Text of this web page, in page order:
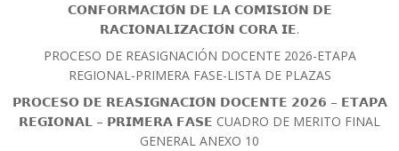
𝗖𝗢𝗡𝗙𝗢𝗥𝗠𝗔𝗖𝗜𝗢́𝗡 𝗗𝗘 𝗟𝗔 𝗖𝗢𝗠𝗜𝗦𝗜𝗢́𝗡 𝗗𝗘
𝗥𝗔𝗖𝗜𝗢𝗡𝗔𝗟𝗜𝗭𝗔𝗖𝗜𝗢́𝗡 𝗖𝗢𝗥𝗔 𝗜𝗘.
PROCESO DE REASIGNACIÓN DOCENTE 2026-ETAPA
REGIONAL-PRIMERA FASE-LISTA DE PLAZAS
𝗣𝗥𝗢𝗖𝗘𝗦𝗢 𝗗𝗘 𝗥𝗘𝗔𝗦𝗜𝗚𝗡𝗔𝗖𝗜𝗢́𝗡 𝗗𝗢𝗖𝗘𝗡𝗧𝗘 𝟮𝟬𝟮𝟲 – 𝗘𝗧𝗔𝗣𝗔
𝗥𝗘𝗚𝗜𝗢𝗡𝗔𝗟 – 𝗣𝗥𝗜𝗠𝗘𝗥𝗔 𝗙𝗔𝗦𝗘 CUADRO DE MERITO FINAL
GENERAL ANEXO 10